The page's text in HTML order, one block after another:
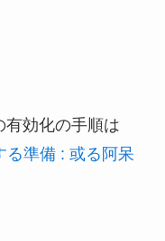
有効化の手順は
る準備 : 或る阿呆